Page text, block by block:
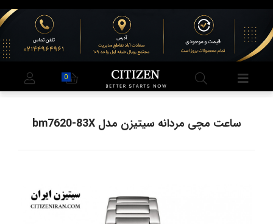
ساعت مچی مردانه سیتیزن مدل bm7620-83X
0